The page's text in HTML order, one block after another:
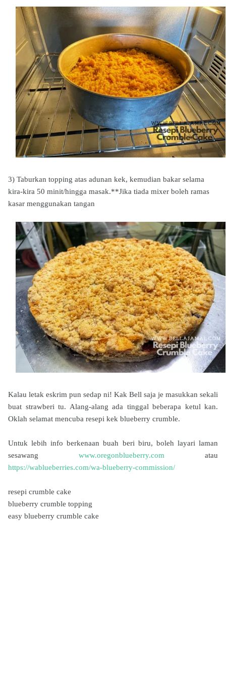
3) Taburkan topping atas adunan kek, kemudian bakar selama
kira-kira 50 minit/hingga masak.**Jika tiada mixer boleh ramas
kasar menggunakan tangan
Kalau letak eskrim pun sedap ni! Kak Bell saja je masukkan sekali
buat strawberi tu. Alang-alang ada tinggal beberapa ketul kan.
Oklah selamat mencuba resepi kek blueberry crumble.
Untuk lebih info berkenaan buah beri biru, boleh layari laman
sesawang www.oregonblueberry.com atau
https://wablueberries.com/wa-blueberry-commission/
resepi crumble cake
blueberry crumble topping
easy blueberry crumble cake